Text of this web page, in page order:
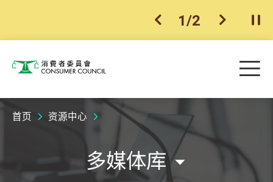
上一个
1/2 下一个开
消费者委员会 目
首页 资源中心
多媒体库